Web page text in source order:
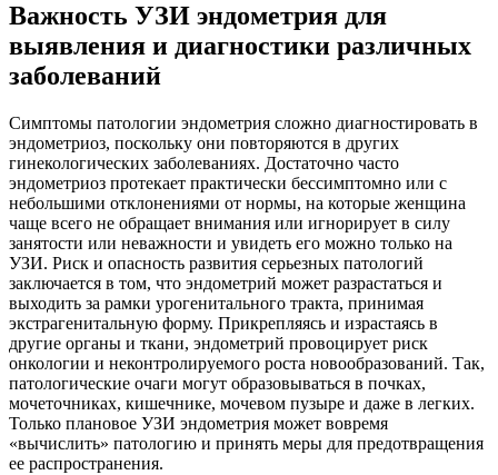
Важность УЗИ эндометрия для
выявления и диагностики различных
заболеваний
Симптомы патологии эндометрия сложно диагностировать в
эндометриоз, поскольку они повторяются в других
гинекологических заболеваниях. Достаточно часто
эндометриоз протекает практически бессимптомно или с
небольшими отклонениями от нормы, на которые женщина
чаще всего не обращает внимания или игнорирует в силу
занятости или неважности и увидеть его можно только на
УЗИ. Риск и опасность развития серьезных патологий
заключается в том, что эндометрий может разрастаться и
выходить за рамки урогенитального тракта, принимая
экстрагенитальную форму. Прикрепляясь и израстаясь в
другие органы и ткани, эндометрий провоцирует риск
онкологии и неконтролируемого роста новообразований. Так,
патологические очаги могут образовываться в почках,
мочеточниках, кишечнике, мочевом пузыре и даже в легких.
Только плановое УЗИ эндометрия может вовремя
«вычислить» патологию и принять меры для предотвращения
ее распространения.